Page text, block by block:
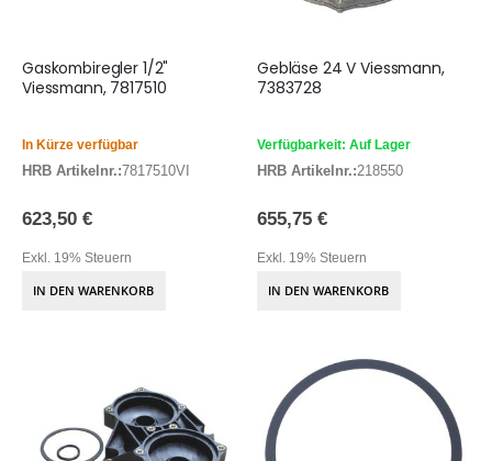
Gaskombiregler 1/2"
Viessmann, 7817510
In Kürze verfügbar
HRB Artikelnr.:7817510VI
623,50 €
Exkl. 19% Steuern
IN DEN WARENKORB
Gebläse 24 V Viessmann,
7383728
Verfügbarkeit: Auf Lager
HRB Artikelnr.:218550
655,75 €
Exkl. 19% Steuern
IN DEN WARENKORB